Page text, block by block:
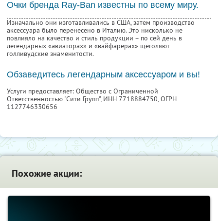
Очки бренда Ray-Ban известны по всему миру.
Изначально они изготавливались в США, затем производство
аксессуара было перенесено в Италию. Это нисколько не
повлияло на качество и стиль продукции – по сей день в
легендарных «авиаторах» и «вайфарерах» щеголяют
голливудские знаменитости.
Обзаведитесь легендарным аксессуаром и вы!
Услуги предоставляет: Общество с Ограниченной
Ответственностью "Сити Групп", ИНН 7718884750, ОГРН
1127746330656
Похожие акции: